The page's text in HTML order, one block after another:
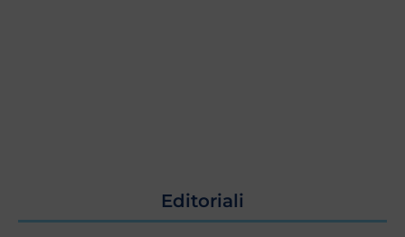
Editoriali